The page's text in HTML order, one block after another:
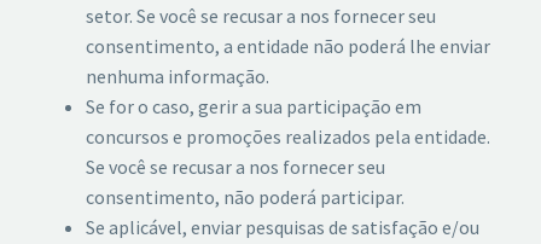
setor. Se você se recusar a nos fornecer seu
consentimento, a entidade não poderá lhe enviar
nenhuma informação.
Se for o caso, gerir a sua participação em
concursos e promoções realizados pela entidade.
Se você se recusar a nos fornecer seu
consentimento, não poderá participar.
Se aplicável, enviar pesquisas de satisfação e/ou